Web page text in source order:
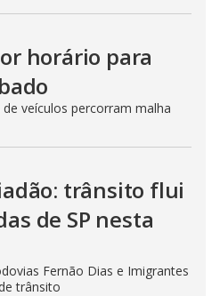
horário para
veículos percorram malha
trânsito flui
de SP nesta
Fernão Dias e Imigrantes
trânsito